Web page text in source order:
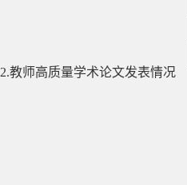
2.教师高质量学术论文发表情况